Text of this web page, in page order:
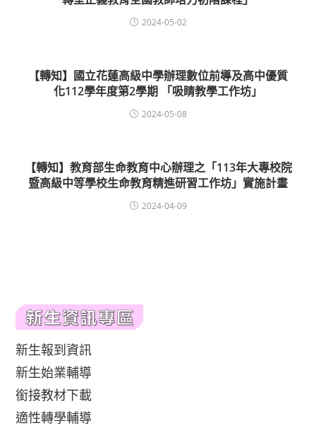
2024-05-02
【轉知】國立花蓮高級中學辦理數位前導及高中優質
化112學年度第2學期 「吸睛教學工作坊」
2024-05-08
【轉知】教育部生命教育中心辦理之「113年大專校院
暨高級中等學校生命教育精進研習工作坊」實施計畫
2024-04-09
新生報到資訊
新生始業輔導
銜接教材下載
適性轉學輔導